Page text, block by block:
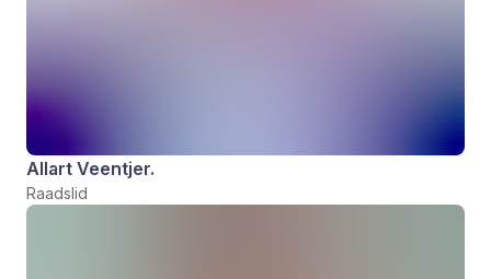
Allart Veentjer.
Raadslid